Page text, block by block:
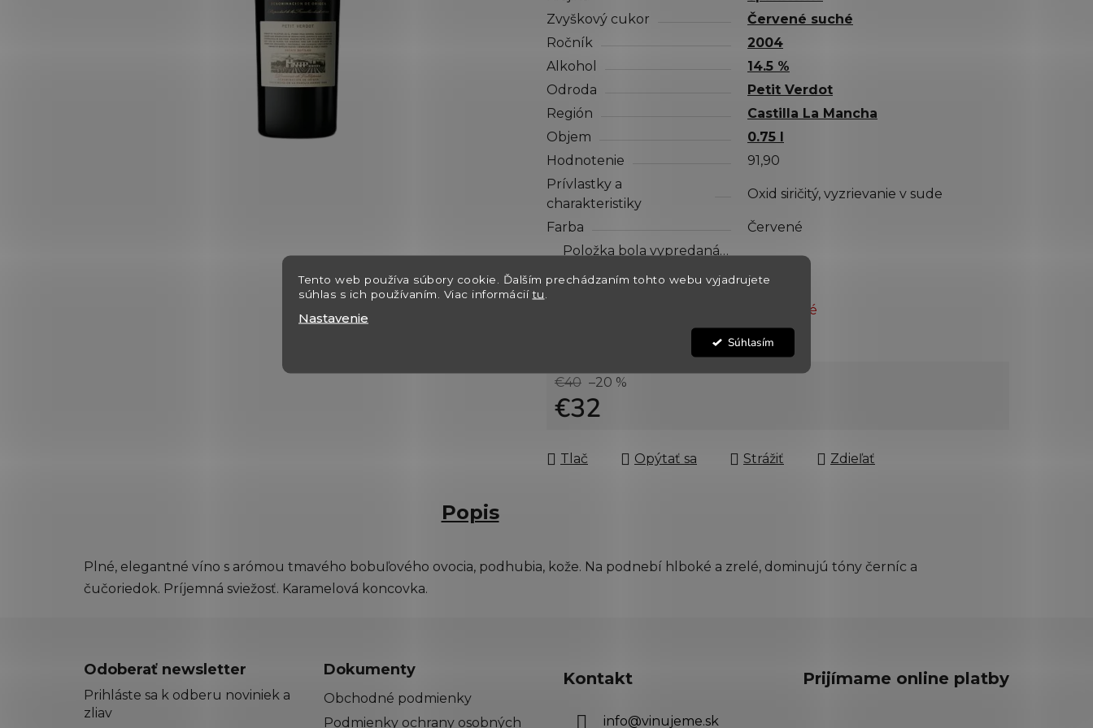
Tento web používa súbory cookie. Ďalším prechádzaním tohto webu vyjadrujete
súhlas s ich používaním. Viac informáciítu
Nastavenie
Súhlasím
hviezdičiek.
Zvyškový cukor
Červené suché
Ročník
2004
Alkohol
14.5 %
Odroda
Petit Verdot
Región
Castilla La Mancha
Objem
0.75 l
Hodnotenie
91,90
Prívlastky a
charakteristiky
Oxid siričitý, vyzrievanie v sude
Farba
Červené
Položka bola vypredaná…
Položka bola vypredaná…
Vypredané
10251
€40 –20 %
€32
Tlač
Opýtať sa Strážiť Zdieľať
Popis
Plné, elegantné víno s arómou tmavého bobuľového ovocia, podhubia, kože. Na podnebí hlboké a zrelé, dominujú tóny černíc a
čučoriedok. Príjemná sviežosť. Karamelová koncovka.
Odoberať newsletter
Prihláste sa k odberu noviniek a
zliav
Dokumenty
Obchodné podmienky
Podmienky ochrany osobných
Kontakt
info@vinujeme.sk
Prijímame online platby